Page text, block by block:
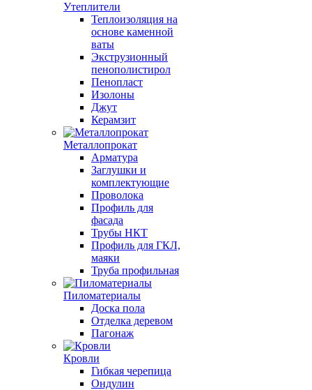
Утеплители
Теплоизоляция на
основе каменной
ваты
Экструзионный
пенополистирол
Пенопласт
Изолоны
Джут
Керамзит
Металлопрокат
Арматура
Заглушки и
комплектующие
Проволока
Профиль для
фасада
Трубы НКТ
Профиль для ГКЛ,
маяки
Труба профильная
Пиломатериалы
Доска пола
Отделка деревом
Пагонаж
Кровли
Гибкая черепица
Ондулин